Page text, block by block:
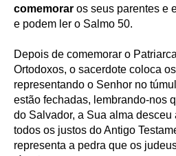
comemorar os seus parentes e
e podem ler o Salmo 50.
Depois de comemorar o
Ortodoxos, o sacerdote coloca
representando o Senhor no
estão fechadas, lembrando-nos
do Salvador, a Sua alma desceu
todos os justos do Antigo
representa a pedra que os